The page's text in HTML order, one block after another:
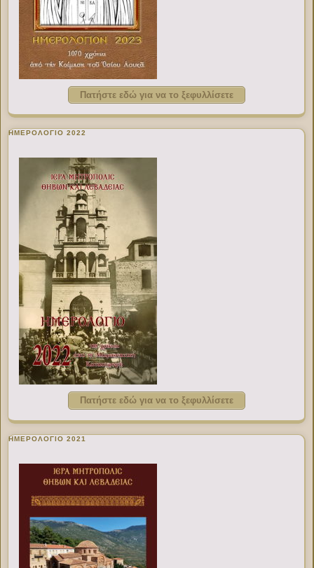
Πατήστε εδώ για να το ξεφυλλίσετε
ΗΜΕΡΟΛΟΓΙΟ 2022
Πατήστε εδώ για να το ξεφυλλίσετε
ΗΜΕΡΟΛΟΓΙΟ 2021